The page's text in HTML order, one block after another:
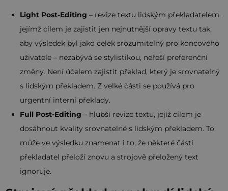
Light Post-Editing – revize textu lidským překladatelem,
jejímž cílem je zajistit jen nejnutnější opravy textu tak,
aby výsledek byl jako celek srozumitelný pro koncového
uživatele – nezabývá se stylistikou, neřeší preferenční
změny. Není účelem zajistit překlad, který je srovnatelný
s lidským překladem. Z velké části se používá pro
urgentní interní překlady.
Full Post-Editing – hlubší revize textu, jejíž cílem je
dosáhnout kvality srovnatelné s lidským překladem. To
může ve výsledku znamenat i to, že některé části
překladatel přeloží znovu a strojově přeložený text
ignoruje.